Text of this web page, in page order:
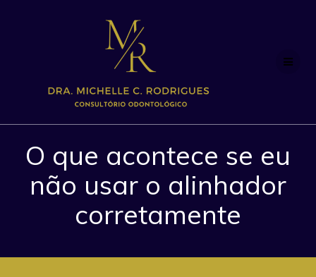
O que acontece se eu
não usar o alinhador
corretamente